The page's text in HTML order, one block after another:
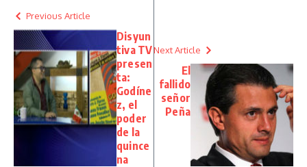
Previous Article
Disyun
tiva TV
presen
ta:
Godíne
z, el
poder
de la
quince
na
Next Article
El
fallido
señor
Peña